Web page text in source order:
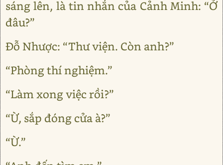
sáng lên, là tin nhắn của Cảnh Minh: “Ở
đâu?”
Đỗ Nhược: “Thư viện. Còn anh?”
“Phòng thí nghiệm.”
“Làm xong việc rồi?”
“Ừ, sắp đóng cửa à?”
“Ừ.”